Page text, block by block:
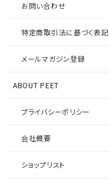
お問い合わせ
特定商取引法に基づく表記
メールマガジン登録
ABOUT PEET
プライバシーポリシー
会社概要
ショップリスト